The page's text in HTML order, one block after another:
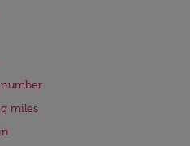
miles